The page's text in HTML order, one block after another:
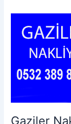
Gaziler